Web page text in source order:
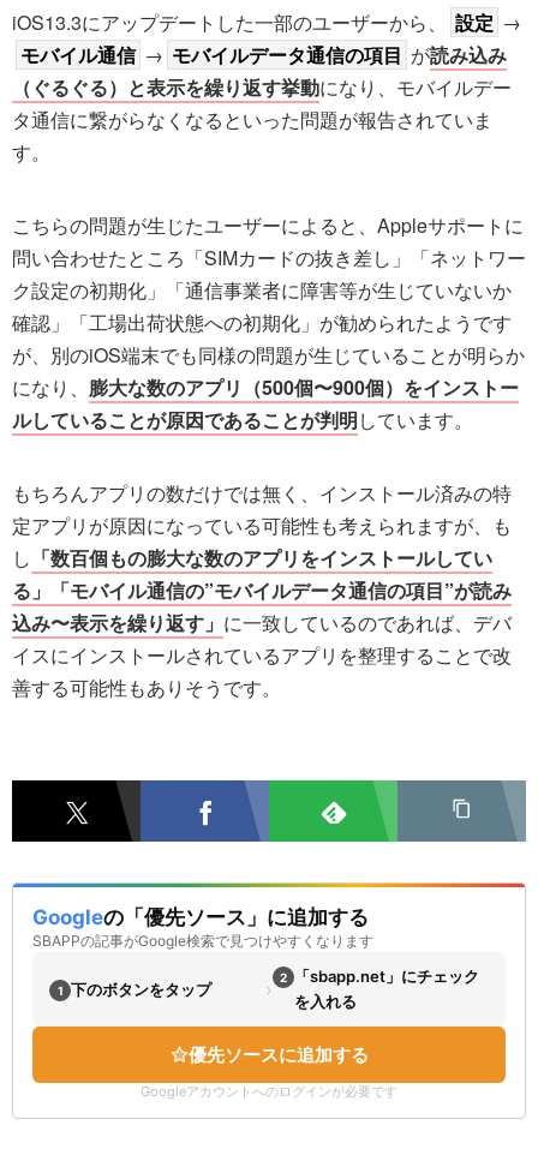
iOS13.3にアップデートした一部のユーザーから、 設定 →
モバイル通信 → モバイルデータ通信の項目 が読み込み
（ぐるぐる）と表示を繰り返す挙動になり、モバイルデー
タ通信に繋がらなくなるといった問題が報告されていま
す。
こちらの問題が生じたユーザーによると、Appleサポートに
問い合わせたところ「SIMカードの抜き差し」「ネットワー
ク設定の初期化」「通信事業者に障害等が生じていないか
確認」「工場出荷状態への初期化」が勧められたようです
が、別のiOS端末でも同様の問題が生じていることが明らか
になり、 膨大な数のアプリ（500個〜900個）をインストー
ルしていることが原因であることが判明しています。
もちろんアプリの数だけでは無く、インストール済みの特
定アプリが原因になっている可能性も考えられますが、も
し 「数百個もの膨大な数のアプリをインストールしてい
る」
「モバイル通信の”モバイルデータ通信の項目”が読み
込み〜表示を繰り返す」 に一致しているのであれば、デバ
イスにインストールされているアプリを整理することで改
善する可能性もありそうです。
Googleの「優先ソース」に追加する
SBAPPの記事がGoogle検索で見つけやすくなります
1 下のボタンをタップ › 2
「sbapp.net」にチェック
を入れる
優先ソースに追加する
Googleアカウントへのログインが必要です